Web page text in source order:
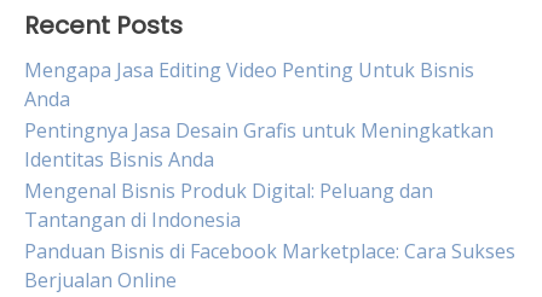
Recent Posts
Mengapa Jasa Editing Video Penting Untuk Bisnis
Anda
Pentingnya Jasa Desain Grafis untuk Meningkatkan
Identitas Bisnis Anda
Mengenal Bisnis Produk Digital: Peluang dan
Tantangan di Indonesia
Panduan Bisnis di Facebook Marketplace: Cara Sukses
Berjualan Online